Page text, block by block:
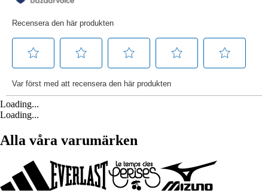
Loading...
Loading...
Alla våra varumärken